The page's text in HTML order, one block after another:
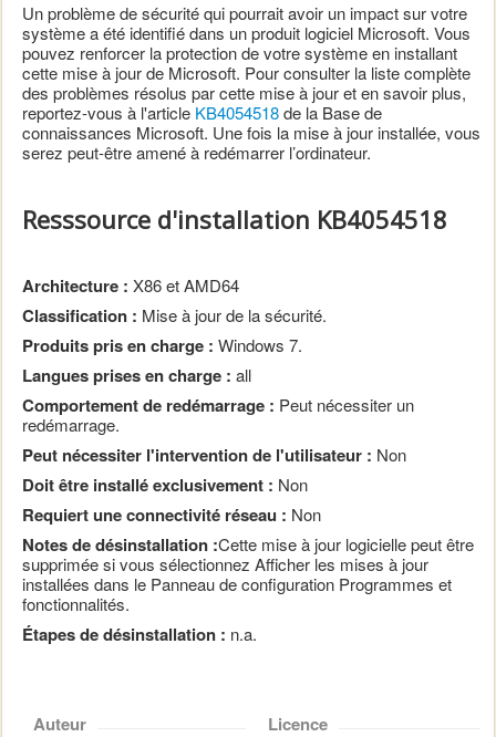
Un problème de sécurité qui pourrait avoir un impact sur votre
système a été identifié dans un produit logiciel Microsoft. Vous
pouvez renforcer la protection de votre système en installant
cette mise à jour de Microsoft. Pour consulter la liste complète
des problèmes résolus par cette mise à jour et en savoir plus,
reportez-vous à l'article KB4054518de la Base de
connaissances Microsoft. Une fois la mise à jour installée, vous
serez peut-être amené à redémarrer l’ordinateur.
Resssource d'installation KB4054518
Architecture : X86 et AMD64
Classification : Mise à jour de la sécurité.
Produits pris en charge : Windows 7.
Langues prises en charge : all
Comportement de redémarrage : Peut nécessiter un
redémarrage.
Peut nécessiter l'intervention de l'utilisateur : Non
Doit être installé exclusivement : Non
Requiert une connectivité réseau : Non
Notes de désinstallation :Cette mise à jour logicielle peut être
supprimée si vous sélectionnez Afficher les mises à jour
installées dans le Panneau de configuration Programmes et
fonctionnalités.
Étapes de désinstallation : n.a.
Auteur
Licence